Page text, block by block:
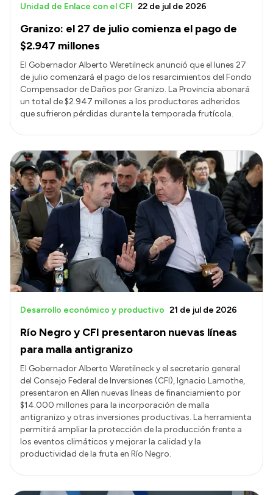
Granizo: el 27 de julio comienza el pago de
$2.947 millones
Unidad de Enlace con el CFI 22 de jul de 2026
El Gobernador Alberto Weretilneck anunció que el lunes 27
de julio comenzará el pago de los resarcimientos del Fondo
Compensador de Daños por Granizo. La Provincia abonará
un total de $2.947 millones a los productores adheridos
que sufrieron pérdidas durante la temporada frutícola.
Río Negro y CFI presentaron nuevas líneas
para malla antigranizo
Desarrollo económico y productivo 21 de jul de 2026
El Gobernador Alberto Weretilneck y el secretario general
del Consejo Federal de Inversiones (CFI), Ignacio Lamothe,
presentaron en Allen nuevas líneas de financiamiento por
$14.000 millones para la incorporación de malla
antigranizo y otras inversiones productivas. La herramienta
permitirá ampliar la protección de la producción frente a
los eventos climáticos y mejorar la calidad y la
productividad de la fruta en Río Negro.